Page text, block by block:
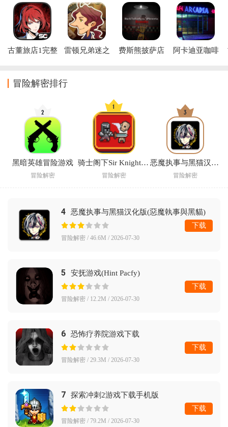
古董旅店1完整
雷顿兄弟迷之
费斯熊披萨店
阿卡迪亚咖啡
冒险解密排行
黑暗英雄冒险游戏
冒险解密
骑士阁下Sir Knight游戏
冒险解密
恶魔执事与黑猫汉化版(惡魔執事與黑貓)
冒险解密
4 恶魔执事与黑猫汉化版(惡魔執事與黑貓)
冒险解密 / 46.6M / 2026-07-30
下载
5 安抚游戏(Hint Pacfy)
冒险解密 / 12.2M / 2026-07-30
下载
6 恐怖疗养院游戏下载
冒险解密 / 29.3M / 2026-07-30
下载
7 探索冲刺2游戏下载手机版
冒险解密 / 79.2M / 2026-07-30
下载